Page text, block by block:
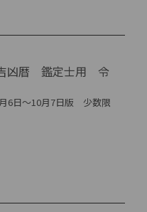
凶暦 鑑定士用 令
日～10月7日版 少数限